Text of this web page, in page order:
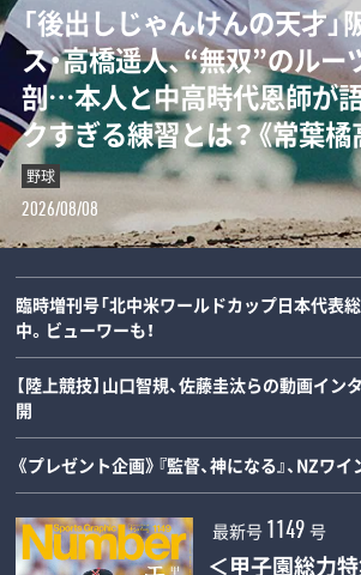
「“0－0信仰”を払拭せよ」
ロヴィッチが注目する3人
者とは？「松橋力蔵さんは新
ンタビュー】
サッカー
2026/08/08
「後出しじゃんけんの天才
ス・高橋遥人、“無双”のル
剖…本人と中高時代恩師が
クすぎる練習とは？《常葉橘
野球
2026/08/08
ダルビッシュの夏を終わら
22年後に浮かべた“笑顔”と
とは？《最強右腕「甲子園ラ
の真実》
野球
2026/08/07
「女の子が男装して校内へ!?
斎藤佑樹が語る甲子園フィ
の夏の匂い”「早実は横浜と
した」《スペシャル対談》
野球
2026/08/06
臨時増刊号「北中米ワールドカップ日本代表
中。ビューワーも！
【陸上競技】山口智規、佐藤圭汰らの動画イン
開
《プレゼント企画》『監督、神になる』、NZワイ
最新号 1149 号
＜甲子園総力